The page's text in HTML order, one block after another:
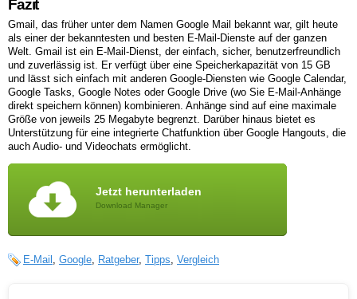
Fazit
Gmail, das früher unter dem Namen Google Mail bekannt war, gilt heute
als einer der bekanntesten und besten E-Mail-Dienste auf der ganzen
Welt. Gmail ist ein E-Mail-Dienst, der einfach, sicher, benutzerfreundlich
und zuverlässig ist. Er verfügt über eine Speicherkapazität von 15 GB
und lässt sich einfach mit anderen Google-Diensten wie Google Calendar,
Google Tasks, Google Notes oder Google Drive (wo Sie E-Mail-Anhänge
direkt speichern können) kombinieren. Anhänge sind auf eine maximale
Größe von jeweils 25 Megabyte begrenzt. Darüber hinaus bietet es
Unterstützung für eine integrierte Chatfunktion über Google Hangouts, die
auch Audio- und Videochats ermöglicht.
Jetzt herunterladen
Download Manager
E-Mail Google Ratgeber, Tipps Vergleich